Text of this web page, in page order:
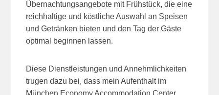
Übernachtungsangebote mit Frühstück, die eine
reichhaltige und köstliche Auswahl an Speisen
und Getränken bieten und den Tag der Gäste
optimal beginnen lassen.
Diese Dienstleistungen und Annehmlichkeiten
trugen dazu bei, dass mein Aufenthalt im
München Economy Accommodation Center